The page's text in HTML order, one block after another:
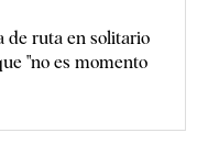
de ruta en solitario
"no es momento